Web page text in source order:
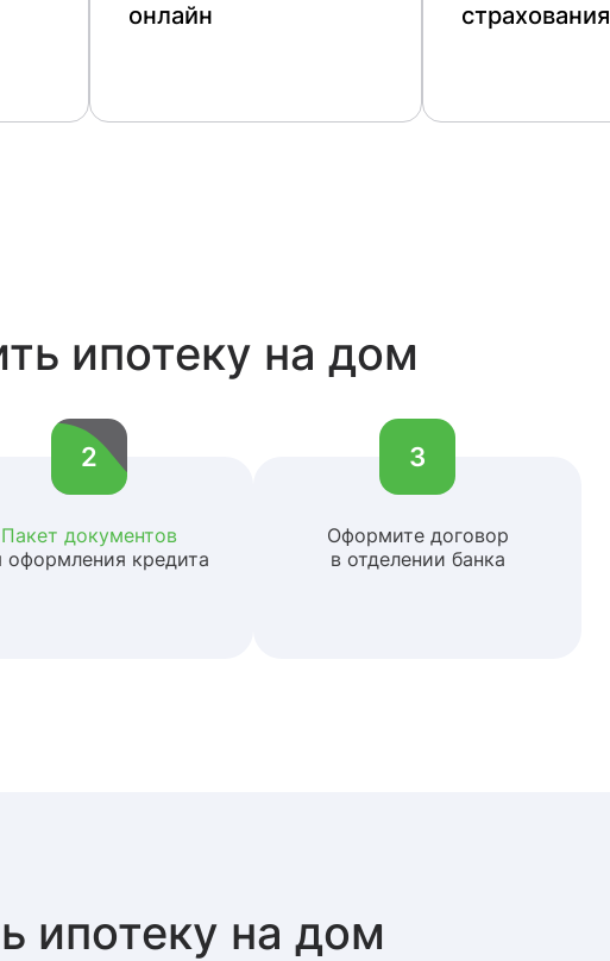
онлайн
страхования
ипотеку на дом
2
Пакет документов
оформления кредита
3
Оформите договор
в отделении банка
ипотеку на дом